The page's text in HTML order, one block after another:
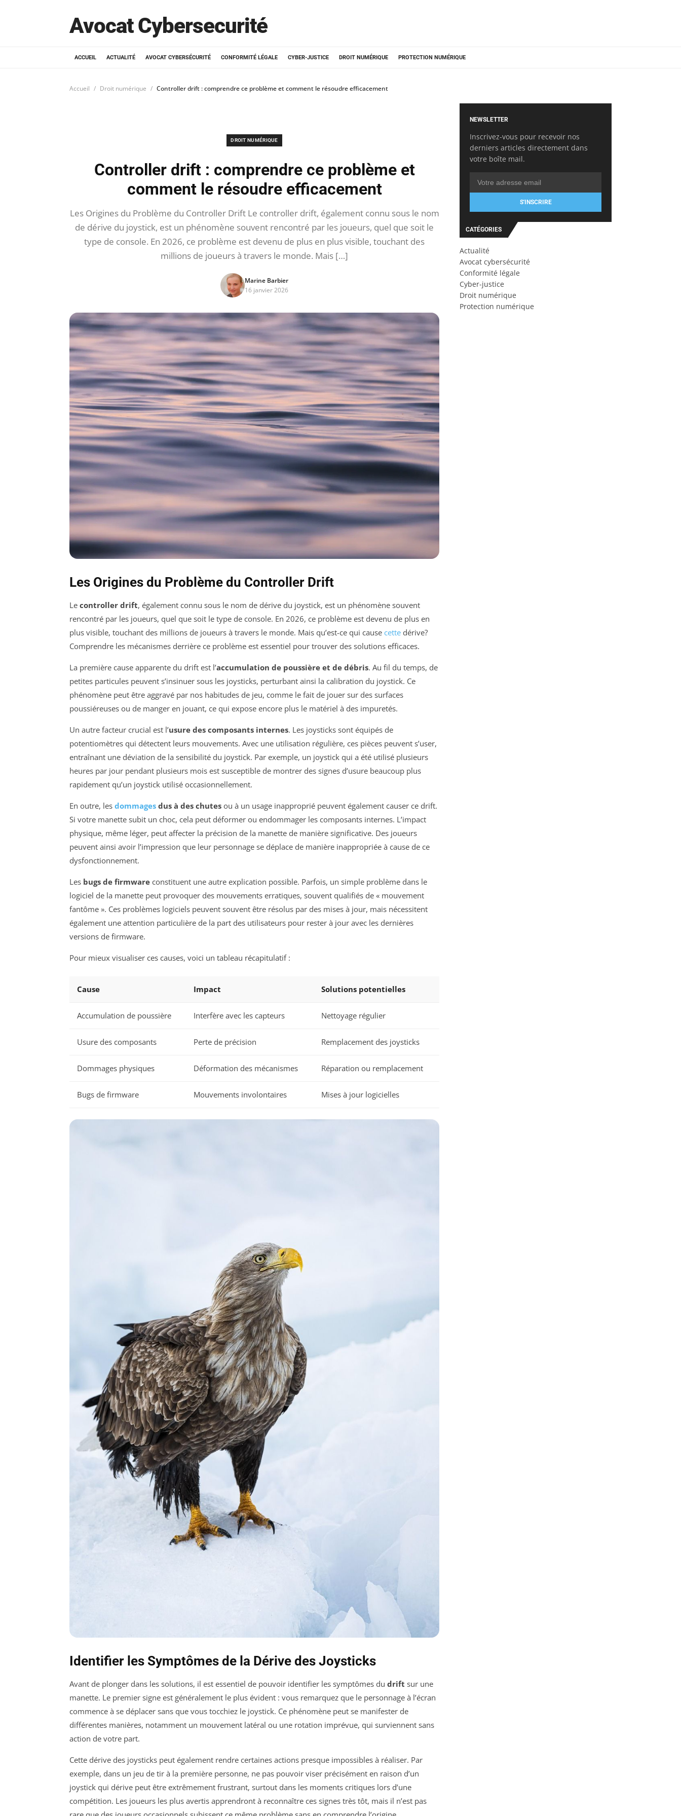
Avocat Cybersecurité
ACCUEIL ACTUALITÉ AVOCAT CYBERSÉCURITÉ CONFORMITÉ LÉGALE CYBER-JUSTICE DROIT NUMÉRIQUE PROTECTION NUMÉRIQUE
Accueil Droit numérique Controller drift : comprendre ce problème et comment le résoudre efficacement
DROIT NUMÉRIQUE
Controller drift : comprendre ce problème et
comment le résoudre efficacement
Les Origines du Problème du Controller Drift Le controller drift, également connu sous le nom
de dérive du joystick, est un phénomène souvent rencontré par les joueurs, quel que soit le
type de console. En 2026, ce problème est devenu de plus en plus visible, touchant des
millions de joueurs à travers le monde. Mais […]
Marine Barbier
16 janvier 2026
Les Origines du Problème du Controller Drift
Le controller drift, également connu sous le nom de dérive du joystick, est un phénomène souvent
rencontré par les joueurs, quel que soit le type de console. En 2026, ce problème est devenu de plus en
plus visible, touchant des millions de joueurs à travers le monde. Mais qu’est-ce qui cause cette dérive?
Comprendre les mécanismes derrière ce problème est essentiel pour trouver des solutions efficaces.
La première cause apparente du drift est l’accumulation de poussière et de débris. Au fil du temps, de
petites particules peuvent s’insinuer sous les joysticks, perturbant ainsi la calibration du joystick. Ce
phénomène peut être aggravé par nos habitudes de jeu, comme le fait de jouer sur des surfaces
poussiéreuses ou de manger en jouant, ce qui expose encore plus le matériel à des impuretés.
Un autre facteur crucial est l’usure des composants internes. Les joysticks sont équipés de
potentiomètres qui détectent leurs mouvements. Avec une utilisation régulière, ces pièces peuvent s’user,
entraînant une déviation de la sensibilité du joystick. Par exemple, un joystick qui a été utilisé plusieurs
heures par jour pendant plusieurs mois est susceptible de montrer des signes d’usure beaucoup plus
rapidement qu’un joystick utilisé occasionnellement.
En outre, les dommages dus à des chutes ou à un usage inapproprié peuvent également causer ce drift.
Si votre manette subit un choc, cela peut déformer ou endommager les composants internes. L’impact
physique, même léger, peut affecter la précision de la manette de manière significative. Des joueurs
peuvent ainsi avoir l’impression que leur personnage se déplace de manière inappropriée à cause de ce
dysfonctionnement.
Les bugs de firmware constituent une autre explication possible. Parfois, un simple problème dans le
logiciel de la manette peut provoquer des mouvements erratiques, souvent qualifiés de « mouvement
fantôme ». Ces problèmes logiciels peuvent souvent être résolus par des mises à jour, mais nécessitent
également une attention particulière de la part des utilisateurs pour rester à jour avec les dernières
versions de firmware.
Pour mieux visualiser ces causes, voici un tableau récapitulatif :
Cause Impact Solutions potentielles
Accumulation de poussière Interfère avec les capteurs Nettoyage régulier
Usure des composants Perte de précision Remplacement des joysticks
Dommages physiques Déformation des mécanismes Réparation ou remplacement
Bugs de firmware Mouvements involontaires Mises à jour logicielles
Identifier les Symptômes de la Dérive des Joysticks
Avant de plonger dans les solutions, il est essentiel de pouvoir identifier les symptômes du drift sur une
manette. Le premier signe est généralement le plus évident : vous remarquez que le personnage à l’écran
commence à se déplacer sans que vous tocchiez le joystick. Ce phénomène peut se manifester de
différentes manières, notamment un mouvement latéral ou une rotation imprévue, qui surviennent sans
action de votre part.
Cette dérive des joysticks peut également rendre certaines actions presque impossibles à réaliser. Par
exemple, dans un jeu de tir à la première personne, ne pas pouvoir viser précisément en raison d’un
joystick qui dérive peut être extrêmement frustrant, surtout dans les moments critiques lors d’une
compétition. Les joueurs les plus avertis apprendront à reconnaître ces signes très tôt, mais il n’est pas
NEWSLETTER
Inscrivez-vous pour recevoir nos
derniers articles directement dans
votre boîte mail.
S'INSCRIRE
CATÉGORIES
Actualité
Avocat cybersécurité
Conformité légale
Cyber-justice
Droit numérique
Protection numérique